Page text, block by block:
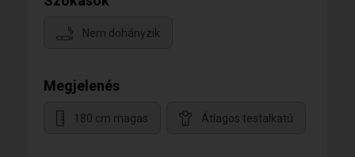
Nem dohányzik
Megjelenés
180 cm magas Átlagos testalkatú